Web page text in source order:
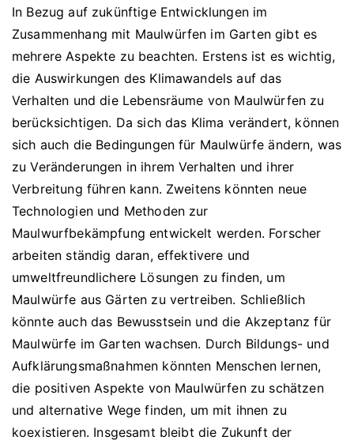
In Bezug auf zukünftige Entwicklungen im
Zusammenhang mit Maulwürfen im Garten gibt es
mehrere Aspekte zu beachten. Erstens ist es wichtig,
die Auswirkungen des Klimawandels auf das
Verhalten und die Lebensräume von Maulwürfen zu
berücksichtigen. Da sich das Klima verändert, können
sich auch die Bedingungen für Maulwürfe ändern, was
zu Veränderungen in ihrem Verhalten und ihrer
Verbreitung führen kann. Zweitens könnten neue
Technologien und Methoden zur
Maulwurfbekämpfung entwickelt werden. Forscher
arbeiten ständig daran, effektivere und
umweltfreundlichere Lösungen zu finden, um
Maulwürfe aus Gärten zu vertreiben. Schließlich
könnte auch das Bewusstsein und die Akzeptanz für
Maulwürfe im Garten wachsen. Durch Bildungs- und
Aufklärungsmaßnahmen könnten Menschen lernen,
die positiven Aspekte von Maulwürfen zu schätzen
und alternative Wege finden, um mit ihnen zu
koexistieren. Insgesamt bleibt die Zukunft der